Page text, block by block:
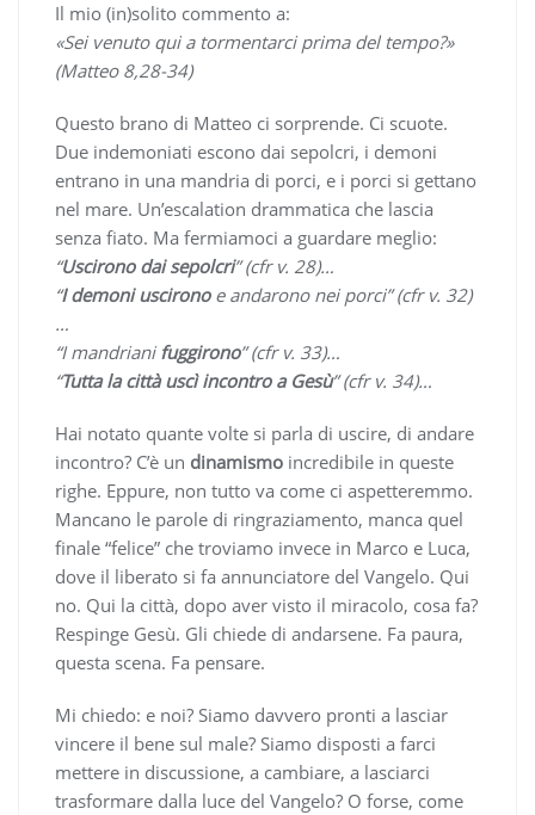
Il mio (in)solito commento a:
«Sei venuto qui a tormentarci prima del tempo?»
(Matteo 8,28-34)
Questo brano di Matteo ci sorprende. Ci scuote.
Due indemoniati escono dai sepolcri, i demoni
entrano in una mandria di porci, e i porci si gettano
nel mare. Un’escalation drammatica che lascia
senza fiato. Ma fermiamoci a guardare meglio:
“Uscirono dai sepolcri” (cfr v. 28)…
“I demoni uscironoe andarono nei porci” (cfr v. 32)
…
“I mandriani fuggirono” (cfr v. 33)…
“Tutta la città uscì incontro a Gesù” (cfr v. 34)…
Hai notato quante volte si parla di uscire, di andare
incontro? C’è un dinamismo incredibile in queste
righe. Eppure, non tutto va come ci aspetteremmo.
Mancano le parole di ringraziamento, manca quel
finale “felice” che troviamo invece in Marco e Luca,
dove il liberato si fa annunciatore del Vangelo. Qui
no. Qui la città, dopo aver visto il miracolo, cosa fa?
Respinge Gesù. Gli chiede di andarsene. Fa paura,
questa scena. Fa pensare.
Mi chiedo: e noi? Siamo davvero pronti a lasciar
vincere il bene sul male? Siamo disposti a farci
mettere in discussione, a cambiare, a lasciarci
trasformare dalla luce del Vangelo? O forse, come